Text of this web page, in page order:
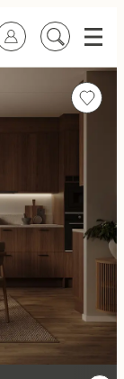
Logga in
Sök
innehåll
Meny